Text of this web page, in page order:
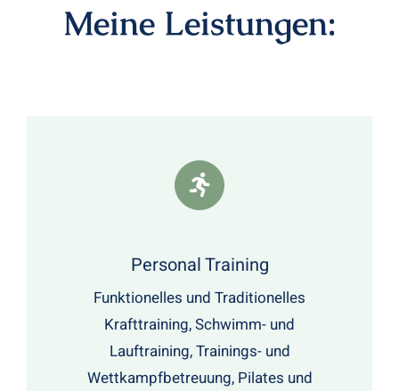
Meine Leistungen:
Personal Training
Funktionelles und Traditionelles
Krafttraining, Schwimm- und
Lauftraining, Trainings- und
Wettkampfbetreuung, Pilates und